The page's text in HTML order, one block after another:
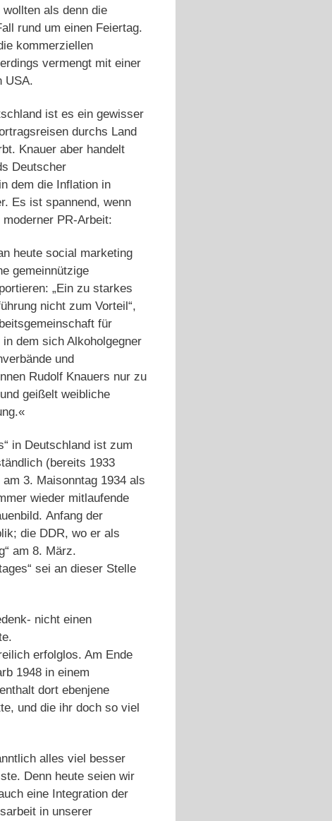
als denn die
rund um einen Feiertag.
kommerziellen
vermengt mit einer
USA.
ist es ein gewisser
durchs Land
Knauer aber handelt
Deutscher
dem die Inflation in
Es ist spannend, wenn
PR-Arbeit:
heute social marketing
gemeinnützige
„Ein zu starkes
nicht zum Vorteil“,
für
dem sich Alkoholgegner
und
Rudolf Knauers nur zu
geißelt weibliche
in Deutschland ist zum
(bereits 1933
3. Maisonntag 1934 als
wieder mitlaufende
Anfang der
die DDR, wo er als
am 8. März.
sei an dieser Stelle
nicht einen
erfolglos. Am Ende
1948 in einem
dort ebenjene
und die ihr doch so viel
alles viel besser
Denn heute seien wir
eine Integration der
in unserer